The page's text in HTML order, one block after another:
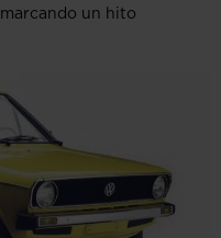
un hito